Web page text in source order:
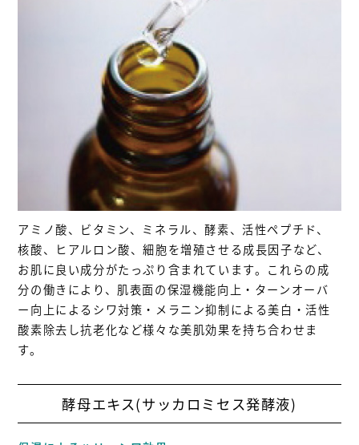
アミノ酸、ビタミン、ミネラル、酵素、活性ペプチド、
核酸、ヒアルロン酸、細胞を増殖させる成長因子など、
お肌に良い成分がたっぷり含まれています。これらの成
分の働きにより、肌表面の保湿機能向上・ターンオーバ
ー向上によるシワ対策・メラニン抑制による美白・活性
酸素除去し抗老化など様々な美肌効果を持ち合わせま
す。
酵母エキス(サッカロミセス発酵液)